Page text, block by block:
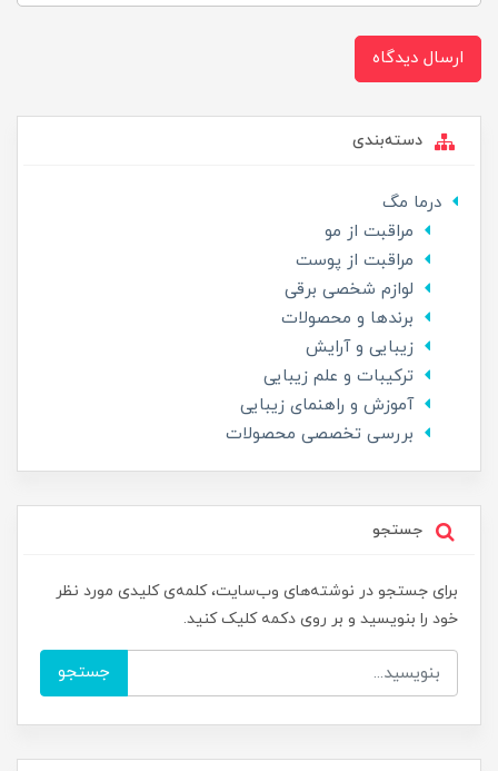
ارسال دیدگاه
دسته‌بندی
درما مگ
مراقبت از مو
مراقبت از پوست
لوازم شخصی برقی
برندها و محصولات
زیبایی و آرایش
ترکیبات و علم زیبایی
آموزش و راهنمای زیبایی
بررسی تخصصی محصولات
جستجو
برای جستجو در نوشته‌های وب‌سایت، کلمه‌ی کلیدی مورد نظر
خود را بنویسید و بر روی دکمه کلیک کنید.
جستجو